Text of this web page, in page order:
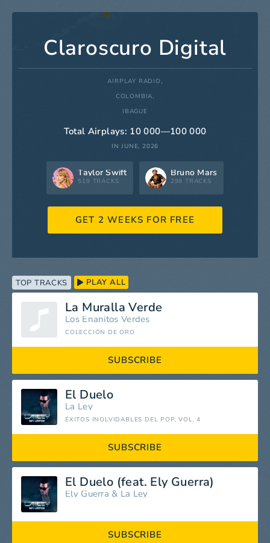
Claroscuro Digital
AIRPLAY RADIO,
COLOMBIA,
IBAGUE
Total Airplays: 10 000—100 000
IN JUNE, 2026
Taylor Swift
519 TRACKS
Bruno Mars
298 TRACKS
GET 2 WEEKS FOR FREE
TOP TRACKS PLAY ALL
La Muralla Verde
Los Enanitos Verdes
COLECCIÓN DE ORO
SUBSCRIBE
El Duelo
La Ley
ÉXITOS INOLVIDABLES DEL POP, VOL. 4
SUBSCRIBE
El Duelo (feat. Ely Guerra)
Ely Guerra & La Ley
SUBSCRIBE